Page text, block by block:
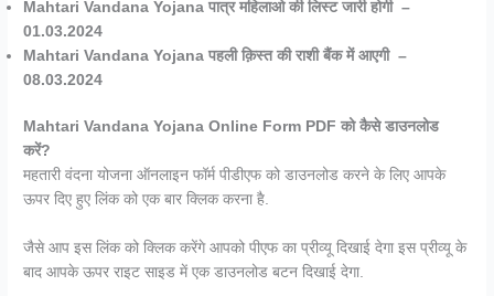
Mahtari Vandana Yojana पात्र महिलाओ की लिस्ट जारी होगी –
01.03.2024
Mahtari Vandana Yojana पहली क़िस्त की राशी बैंक में आएगी –
08.03.2024
Mahtari Vandana Yojana Online Form PDF को कैसे डाउनलोड
करें?
महतारी वंदना योजना ऑनलाइन फॉर्म पीडीएफ को डाउनलोड करने के लिए आपके
ऊपर दिए हुए लिंक को एक बार क्लिक करना है.
जैसे आप इस लिंक को क्लिक करेंगे आपको पीएफ का प्रीव्यू दिखाई देगा इस प्रीव्यू के
बाद आपके ऊपर राइट साइड में एक डाउनलोड बटन दिखाई देगा.